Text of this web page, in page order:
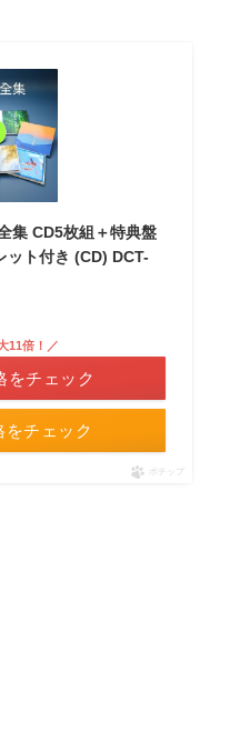
集 CD5枚組＋特典盤
ット付き (CD) DCT-
チェック
11倍！／
をチェック
ポチップ